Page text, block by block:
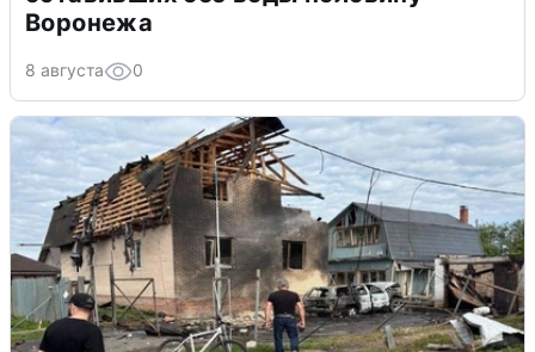
Воронежа
8 августа 0